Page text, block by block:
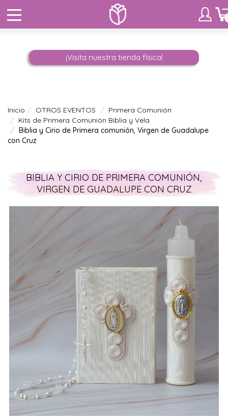
¡Visita nuestra tienda física!
Inicio OTROS EVENTOS
Primera Comunión
Kits de Primera Comunión Biblia y Vela
Biblia y Cirio de Primera comunión, Virgen de Guadalupe
con Cruz
BIBLIA Y CIRIO DE PRIMERA COMUNIÓN,
VIRGEN DE GUADALUPE CON CRUZ